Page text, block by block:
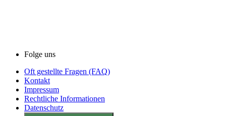
Folge uns
Oft gestellte Fragen (FAQ)
Kontakt
Impressum
Rechtliche Informationen
Datenschutz